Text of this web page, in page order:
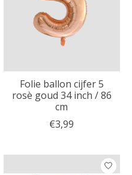
Folie ballon cijfer 5
rosè goud 34 inch / 86
cm
€3,99